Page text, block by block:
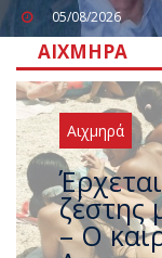
05/08/2026
ΑΙΧΜΗΡΆ
Αιχμηρά
που η